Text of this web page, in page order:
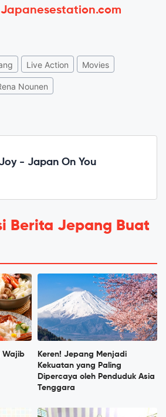
Live Action Movies
Nounen
- Japan On You
Berita Jepang Buat
Wajib
Keren! Jepang Menjadi
Kekuatan yang Paling
Dipercaya oleh Penduduk Asia
Tenggara